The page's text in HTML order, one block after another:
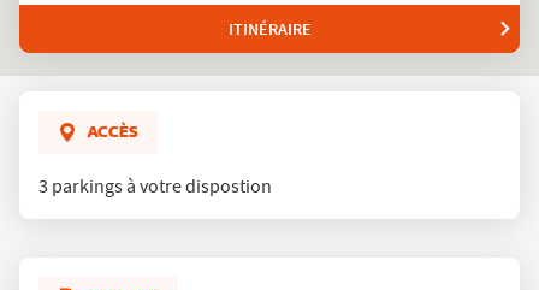
ITINÉRAIRE
JUSQU'AU
ACCÈS
3 parkings à votre dispostion